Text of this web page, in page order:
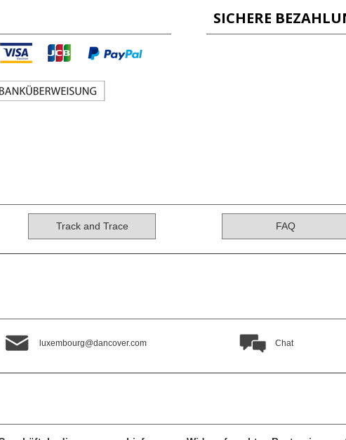
SICHERE
Track and Trace FAQ
luxembourg@dancover.com Chat